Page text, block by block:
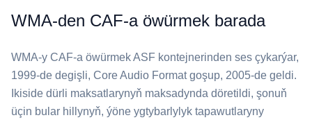
WMA-den CAF-a öwürmek barada
⁦WMA⁩-y ⁦CAF⁩-a öwürmek ASF kontejnerinden ses çykarýar,
1999-de degişli, Core Audio Format goşup, 2005-de geldi.
Ikiside dürli maksatlarynyň maksadynda döretildi, şonuň
üçin bular hillynyň, ýöne ygtybarlylyk tapawutlaryny